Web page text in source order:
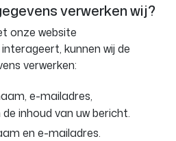
verwerken wij?
onze website
kunnen wij de
verwerken:
e-mailadres,
inhoud van uw bericht.
en e-mailadres.